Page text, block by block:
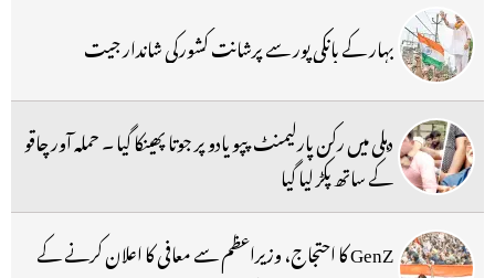
بہار کے بانکی پور سے پرشانت کشورکی شاندار جیت
دہلی میں رکن پارلیمنٹ پپو یادو پر جوتا پھینکا گیا ۔ حملہ آور چاقو
کے ساتھ پکڑ لیا گیا
GenZ کا احتجاج، وزیراعظم سے معافی کا اعلان کرنے کے